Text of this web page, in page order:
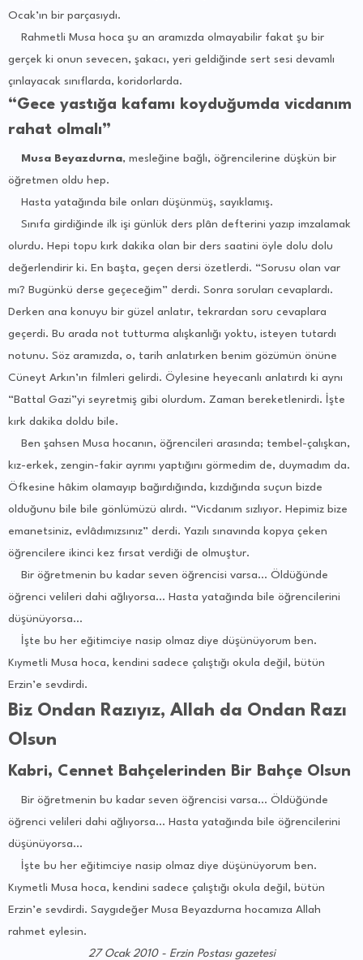
Ocak’ın bir parçasıydı.
Rahmetli Musa hoca şu an aramızda olmayabilir fakat şu bir
gerçek ki onun sevecen, şakacı, yeri geldiğinde sert sesi devamlı
çınlayacak sınıflarda, koridorlarda.
“Gece yastığa kafamı koyduğumda vicdanım
rahat olmalı”
Musa Beyazdurna, mesleğine bağlı, öğrencilerine düşkün bir
öğretmen oldu hep.
Hasta yatağında bile onları düşünmüş, sayıklamış.
Sınıfa girdiğinde ilk işi günlük ders plân defterini yazıp imzalamak
olurdu. Hepi topu kırk dakika olan bir ders saatini öyle dolu dolu
değerlendirir ki. En başta, geçen dersi özetlerdi. “Sorusu olan var
mı? Bugünkü derse geçeceğim” derdi. Sonra soruları cevaplardı.
Derken ana konuyu bir güzel anlatır, tekrardan soru cevaplara
geçerdi. Bu arada not tutturma alışkanlığı yoktu, isteyen tutardı
notunu. Söz aramızda, o, tarih anlatırken benim gözümün önüne
Cüneyt Arkın’ın filmleri gelirdi. Öylesine heyecanlı anlatırdı ki aynı
“Battal Gazi”yi seyretmiş gibi olurdum. Zaman bereketlenirdi. İşte
kırk dakika doldu bile.
Ben şahsen Musa hocanın, öğrencileri arasında; tembel-çalışkan,
kız-erkek, zengin-fakir ayrımı yaptığını görmedim de, duymadım da.
Öfkesine hâkim olamayıp bağırdığında, kızdığında suçun bizde
olduğunu bile bile gönlümüzü alırdı. “Vicdanım sızlıyor. Hepimiz bize
emanetsiniz, evlâdımızsınız” derdi. Yazılı sınavında kopya çeken
öğrencilere ikinci kez fırsat verdiği de olmuştur.
Bir öğretmenin bu kadar seven öğrencisi varsa… Öldüğünde
öğrenci velileri dahi ağlıyorsa… Hasta yatağında bile öğrencilerini
düşünüyorsa…
İşte bu her eğitimciye nasip olmaz diye düşünüyorum ben.
Kıymetli Musa hoca, kendini sadece çalıştığı okula değil, bütün
Erzin’e sevdirdi.
Biz Ondan Razıyız, Allah da Ondan Razı
Olsun
Kabri, Cennet Bahçelerinden Bir Bahçe Olsun
Bir öğretmenin bu kadar seven öğrencisi varsa… Öldüğünde
öğrenci velileri dahi ağlıyorsa… Hasta yatağında bile öğrencilerini
düşünüyorsa…
İşte bu her eğitimciye nasip olmaz diye düşünüyorum ben.
Kıymetli Musa hoca, kendini sadece çalıştığı okula değil, bütün
Erzin’e sevdirdi. Saygıdeğer Musa Beyazdurna hocamıza Allah
rahmet eylesin.
27 Ocak 2010 - Erzin Postası gazetesi